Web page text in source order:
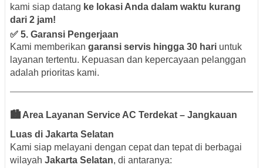
kami siap datang ke lokasi Anda dalam waktu kurang
dari 2 jam!
✅ 5. Garansi Pengerjaan
Kami memberikan garansi servis hingga 30 hari untuk
layanan tertentu. Kepuasan dan kepercayaan pelanggan
adalah prioritas kami.
🏙️ Area Layanan Service AC Terdekat – Jangkauan
Luas di Jakarta Selatan
Kami siap melayani dengan cepat dan tepat di berbagai
wilayah Jakarta Selatan, di antaranya: